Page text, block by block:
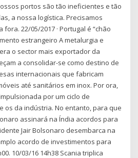
portos são tão ineficientes e tão
a nossa logística. Precisamos
22/05/2017 · Portugal é “chão
estrangeiro A metalurgia e
o sector mais exportador da
a consolidar-se como destino de
internacionais que fabricam
até sanitários em inox. Por ora,
por um ciclo de
os da indústria. No entanto, para que
assinará na Índia acordos para
Jair Bolsonaro desembarca na
acordo de investimentos para
10/03/16 14h38 Scania triplica